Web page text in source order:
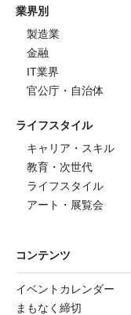
業界別
製造業
金融
IT業界
官公庁・自治体
ライフスタイル
キャリア・スキル
教育・次世代
ライフスタイル
アート・展覧会
コンテンツ
イベントカレンダー
まもなく締切